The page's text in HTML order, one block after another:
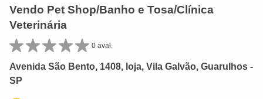
Vendo Pet Shop/Banho e Tosa/Clínica
Veterinária
0 aval.
Avenida São Bento, 1408, loja, Vila Galvão, Guarulhos -
SP